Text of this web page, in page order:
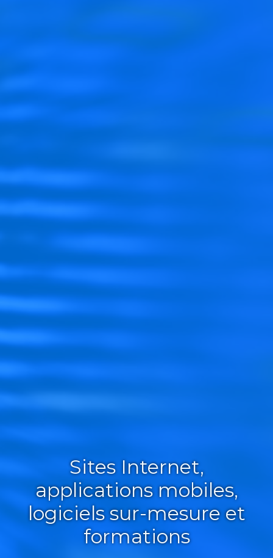
Sites Internet,
applications mobiles,
logiciels sur-mesure et
formations